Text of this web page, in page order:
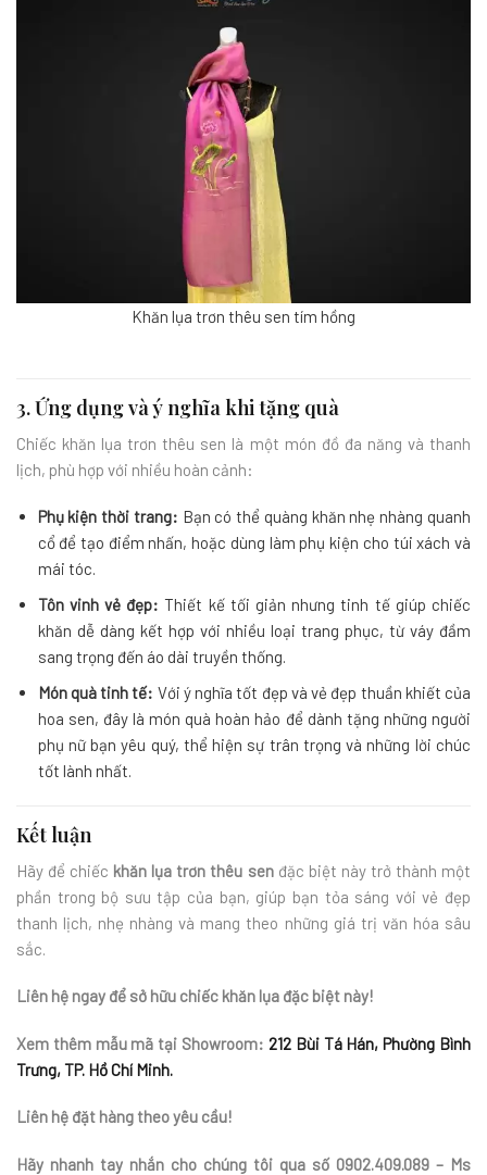
Khăn lụa trơn thêu sen tím hồng
3. Ứng dụng và ý nghĩa khi tặng quà
Chiếc khăn lụa trơn thêu sen là một món đồ đa năng và thanh
lịch, phù hợp với nhiều hoàn cảnh:
Phụ kiện thời trang: Bạn có thể quàng khăn nhẹ nhàng quanh
cổ để tạo điểm nhấn, hoặc dùng làm phụ kiện cho túi xách và
mái tóc.
Tôn vinh vẻ đẹp: Thiết kế tối giản nhưng tinh tế giúp chiếc
khăn dễ dàng kết hợp với nhiều loại trang phục, từ váy đầm
sang trọng đến áo dài truyền thống.
Món quà tinh tế: Với ý nghĩa tốt đẹp và vẻ đẹp thuần khiết của
hoa sen, đây là món quà hoàn hảo để dành tặng những người
phụ nữ bạn yêu quý, thể hiện sự trân trọng và những lời chúc
tốt lành nhất.
Kết luận
Hãy để chiếc khăn lụa trơn thêu senđặc biệt này trở thành một
phần trong bộ sưu tập của bạn, giúp bạn tỏa sáng với vẻ đẹp
thanh lịch, nhẹ nhàng và mang theo những giá trị văn hóa sâu
sắc.
Liên hệ ngay để sở hữu chiếc khăn lụa đặc biệt này!
Xem thêm mẫu mã tại Showroom: 212 Bùi Tá Hán, Phường Bình
Trưng, TP. Hồ Chí Minh.
Liên hệ đặt hàng theo yêu cầu!
Hãy nhanh tay nhắn cho chúng tôi qua số 0902.409.089 – Ms